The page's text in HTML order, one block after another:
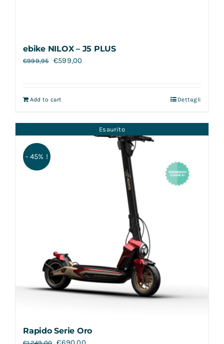
ebike NILOX – J5 PLUS
€999,95 €599,00
Add to cart Dettagli
Esaurito
- 45% !
Rapido Serie Oro